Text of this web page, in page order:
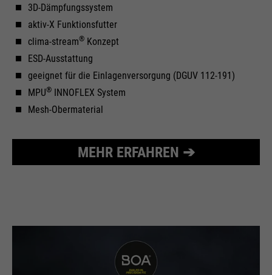
3D-Dämpfungssystem
aktiv-X Funktionsfutter
clima-stream® Konzept
ESD-Ausstattung
geeignet für die Einlagenversorgung (DGUV 112-191)
MPU® INNOFLEX System
Mesh-Obermaterial
MEHR ERFAHREN ➔